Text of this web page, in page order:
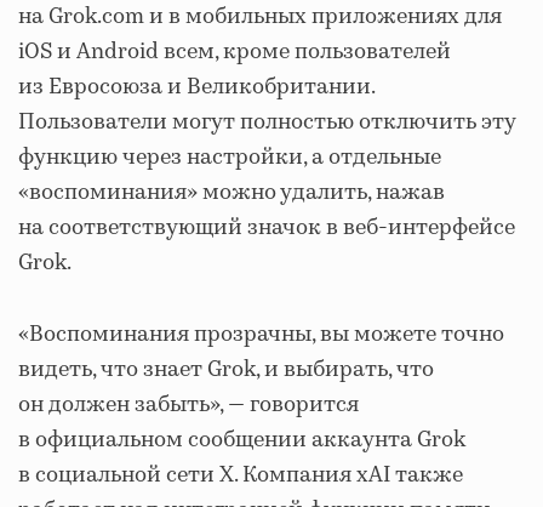
на Grok.com и в мобильных приложениях для
iOS и Android всем, кроме пользователей
из Евросоюза и Великобритании.
Пользователи могут полностью отключить эту
функцию через настройки, а отдельные
«воспоминания» можно удалить, нажав
на соответствующий значок в веб-интерфейсе
Grok.
«Воспоминания прозрачны, вы можете точно
видеть, что знает Grok, и выбирать, что
он должен забыть», — говорится
в официальном сообщении аккаунта Grok
в социальной сети X. Компания xAI также